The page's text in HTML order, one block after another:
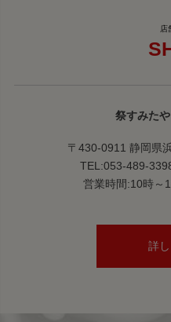
祭すみた
〒430-0911 静岡県
TEL:053-489-
営業時間:10時～
詳